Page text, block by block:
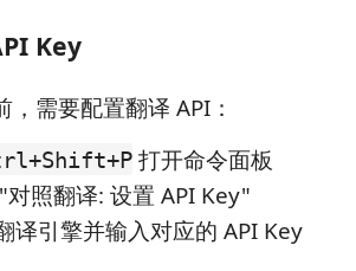
Key
，需要配置翻译 API：
打开命令面板
对照翻译: 设置 API Key"
译引擎并输入对应的 API Key